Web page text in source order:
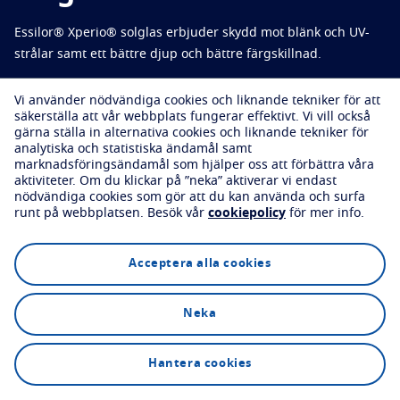
Skydda
Solglas God syn med snygg stil
Blue UV Filtreringslösningar för vardagsglas
Förbättra
Crizal Antireflexbehandling
Upptäck alla våra varumärken
Boka en synundersökning
Boka en synundersökning
Essilor® Xperio® solglas erbjuder skydd mot blänk och UV-
strålar samt ett bättre djup och bättre färgskillnad.
Boka en synundersökning
Utforska Technologi FAQs
Vi använder nödvändiga cookies och liknande tekniker för att
säkerställa att vår webbplats fungerar effektivt. Vi vill också
gärna ställa in alternativa cookies och liknande tekniker för
analytiska och statistiska ändamål samt
marknadsföringsändamål som hjälper oss att förbättra våra
aktiviteter. Om du klickar på ”neka” aktiverar vi endast
nödvändiga cookies som gör att du kan använda och surfa
runt på webbplatsen. Besök vår cookiepolicy för mer info.
Acceptera alla cookies
Neka
Hantera cookies